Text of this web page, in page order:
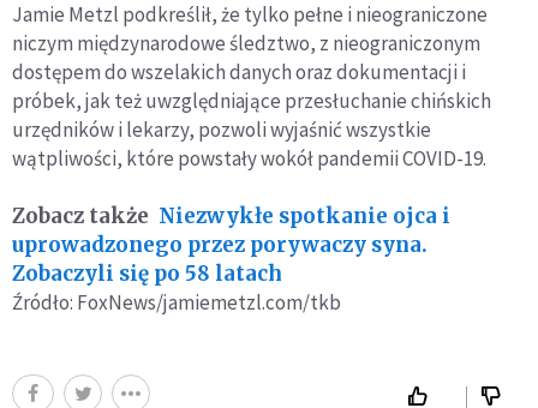
Jamie Metzl podkreślił, że tylko pełne i nieograniczone
niczym międzynarodowe śledztwo, z nieograniczonym
dostępem do wszelakich danych oraz dokumentacji i
próbek, jak też uwzględniające przesłuchanie chińskich
urzędników i lekarzy, pozwoli wyjaśnić wszystkie
wątpliwości, które powstały wokół pandemii COVID-19.
Zobacz także Niezwykłe spotkanie ojca i
uprowadzonego przez porywaczy syna.
Zobaczyli się po 58 latach
Źródło: FoxNews/jamiemetzl.com/tkb